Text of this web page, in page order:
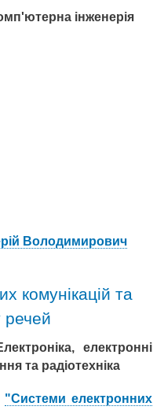
інженерія
Володимирович
комунікацій та
речей
електронні
та радіотехніка
"Системи електронних